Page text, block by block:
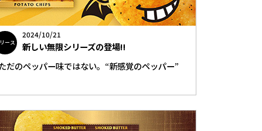
ース
2024/10/21
新しい無限シリーズの登場‼
だのペッパー味ではない。“新感覚のペッパー”